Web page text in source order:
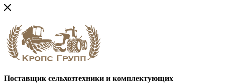
Поставщик сельхозтехники и комплектующих